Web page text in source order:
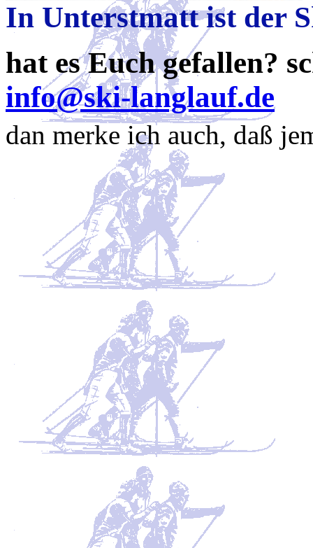
In Unterstmatt ist der
hat es Euch gefallen?
info@ski-langlauf.de
dan merke ich auch, daß